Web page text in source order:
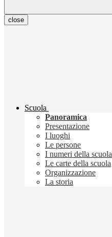
close
Scuola
Panoramica
Presentazione
I luoghi
Le persone
I numeri della scuola
Le carte della scuola
Organizzazione
La storia